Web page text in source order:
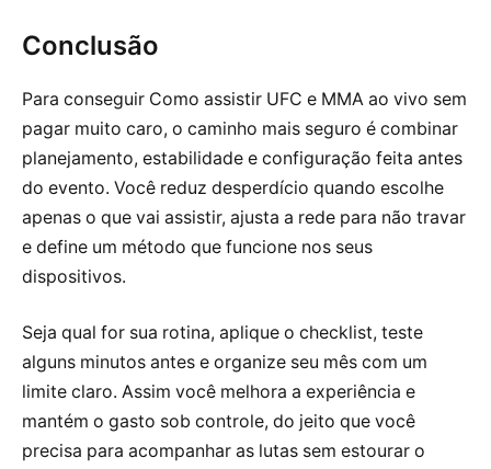
Conclusão
Para conseguir Como assistir UFC e MMA ao vivo sem
pagar muito caro, o caminho mais seguro é combinar
planejamento, estabilidade e configuração feita antes
do evento. Você reduz desperdício quando escolhe
apenas o que vai assistir, ajusta a rede para não travar
e define um método que funcione nos seus
dispositivos.
Seja qual for sua rotina, aplique o checklist, teste
alguns minutos antes e organize seu mês com um
limite claro. Assim você melhora a experiência e
mantém o gasto sob controle, do jeito que você
precisa para acompanhar as lutas sem estourar o